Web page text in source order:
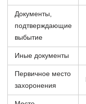
Документы,
подтверждающие
выбытие
Иные документы
Первичное место
захоронения